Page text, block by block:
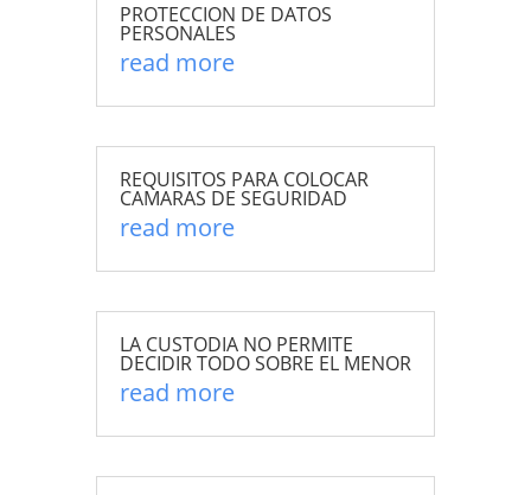
PROTECCION DE DATOS
PERSONALES
read more
REQUISITOS PARA COLOCAR
CAMARAS DE SEGURIDAD
read more
LA CUSTODIA NO PERMITE
DECIDIR TODO SOBRE EL MENOR
read more